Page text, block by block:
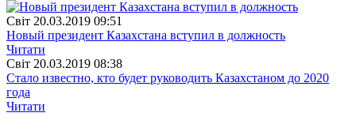
Свiт 20.03.2019 09:51
Новый президент Казахстана вступил в должность
Читати
Свiт 20.03.2019 08:38
Стало известно, кто будет руководить Казахстаном до 2020
года
Читати